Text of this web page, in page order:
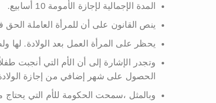
المدة الإجمالية لإجازة الأمومة 10 أسابيع.
ينص القانون على أن للمرأة العاملة الحق
يحظر على المرأة العمل بعد الولادة. لها
وتجدر الإشارة إلى أن الأم التي أنجبت
الحصول على شهر إضافي من إجازة
وبالمثل ،سمحت الحكومة للأم التي يحتاج